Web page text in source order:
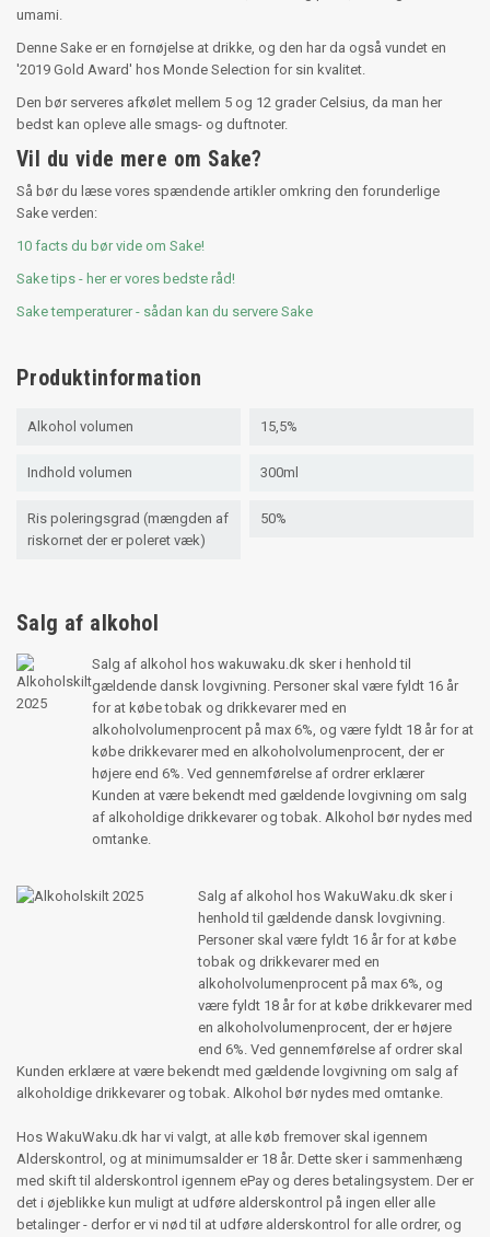
umami.
Denne Sake er en fornøjelse at drikke, og den har da også vundet en
'2019 Gold Award' hos Monde Selection for sin kvalitet.
Den bør serveres afkølet mellem 5 og 12 grader Celsius, da man her
bedst kan opleve alle smags- og duftnoter.
Vil du vide mere om Sake?
Så bør du læse vores spændende artikler omkring den forunderlige
Sake verden:
10 facts du bør vide om Sake!
Sake tips - her er vores bedste råd!
Sake temperaturer - sådan kan du servere Sake
Produktinformation
Alkohol volumen 15,5%
Indhold volumen 300ml
Ris poleringsgrad (mængden af
riskornet der er poleret væk)
50%
Salg af alkohol
Salg af alkohol hos wakuwaku.dk sker i henhold til
gældende dansk lovgivning. Personer skal være fyldt 16 år
for at købe tobak og drikkevarer med en
alkoholvolumenprocent på max 6%, og være fyldt 18 år for at
købe drikkevarer med en alkoholvolumenprocent, der er
højere end 6%. Ved gennemførelse af ordrer erklærer
Kunden at være bekendt med gældende lovgivning om salg
af alkoholdige drikkevarer og tobak. Alkohol bør nydes med
omtanke.
Salg af alkohol hos WakuWaku.dk sker i
henhold til gældende dansk lovgivning.
Personer skal være fyldt 16 år for at købe
tobak og drikkevarer med en
alkoholvolumenprocent på max 6%, og
være fyldt 18 år for at købe drikkevarer med
en alkoholvolumenprocent, der er højere
end 6%. Ved gennemførelse af ordrer skal
Kunden erklære at være bekendt med gældende lovgivning om salg af
alkoholdige drikkevarer og tobak. Alkohol bør nydes med omtanke.
Hos WakuWaku.dk har vi valgt, at alle køb fremover skal igennem
Alderskontrol, og at minimumsalder er 18 år. Dette sker i sammenhæng
med skift til alderskontrol igennem ePay og deres betalingsystem. Der er
det i øjeblikke kun muligt at udføre alderskontrol på ingen eller alle
betalinger - derfor er vi nød til at udføre alderskontrol for alle ordrer, og